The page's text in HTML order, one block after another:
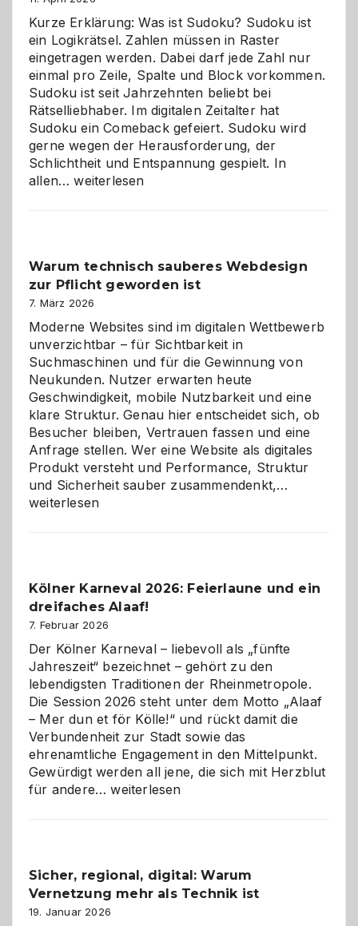
Kurze Erklärung: Was ist Sudoku? Sudoku ist
ein Logikrätsel. Zahlen müssen in Raster
eingetragen werden. Dabei darf jede Zahl nur
einmal pro Zeile, Spalte und Block vorkommen.
Sudoku ist seit Jahrzehnten beliebt bei
Rätselliebhaber. Im digitalen Zeitalter hat
Sudoku ein Comeback gefeiert. Sudoku wird
gerne wegen der Herausforderung, der
Schlichtheit und Entspannung gespielt. In
allen…Sudoku
den
Logikrätseln
weiterlesen
Warum technisch sauberes Webdesign
zur Pflicht geworden ist
7. März 2026
Moderne Websites sind im digitalen Wettbewerb
unverzichtbar – für Sichtbarkeit in
Suchmaschinen und für die Gewinnung von
Neukunden. Nutzer erwarten heute
Geschwindigkeit, mobile Nutzbarkeit und eine
klare Struktur. Genau hier entscheidet sich, ob
Besucher bleiben, Vertrauen fassen und eine
Anfrage stellen. Wer eine Website als digitales
Produkt versteht und Performance, Struktur
und Sicherheit sauber zusammendenkt,…
geworden
weiterlesen
Kölner Karneval 2026: Feierlaune und ein
dreifaches Alaaf!
7. Februar 2026
Der Kölner Karneval – liebevoll als „fünfte
Jahreszeit“ bezeichnet – gehört zu den
lebendigsten Traditionen der Rheinmetropole.
Die Session 2026 steht unter dem Motto „Alaaf
– Mer dun et för Kölle!“ und rückt damit die
Verbundenheit zur Stadt sowie das
ehrenamtliche Engagement in den Mittelpunkt.
Gewürdigt werden all jene, die sich mit Herzblut
für andere…Kölner
ein
dreifaches
Alaaf!
weiterlesen
Sicher, regional, digital: Warum
Vernetzung mehr als Technik ist
19. Januar 2026